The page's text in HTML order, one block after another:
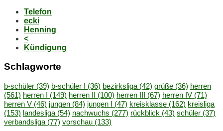
Telefon
ecki
Henning
<
Kündigung
Schlag­wor­te
b-schüler (39) b-schüler I (36) bezirksliga (42) grüße (36) herren
(561) herren I (149) herren II (100) herren III (67) herren IV (71)
herren V (46) jungen (84) jungen I (47) kreisklasse (162) kreisliga
(153) landesliga (54) nachwuchs (277) rückblick (43) schüler (37)
verbandsliga (77) vorschau (133)